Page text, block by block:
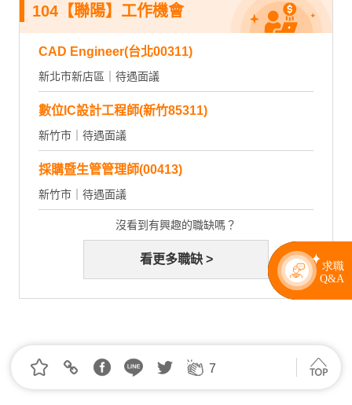
104【聯陽】工作機會
CAD Engineer(台北00311)
新北市新店區｜待遇面議
數位IC設計工程師(新竹85311)
新竹市｜待遇面議
採購暨生管管理師(00413)
新竹市｜待遇面議
沒看到有興趣的職缺嗎？
看更多職缺 >
（資料來源：證交所公開資訊觀測站、104人力銀行）
7